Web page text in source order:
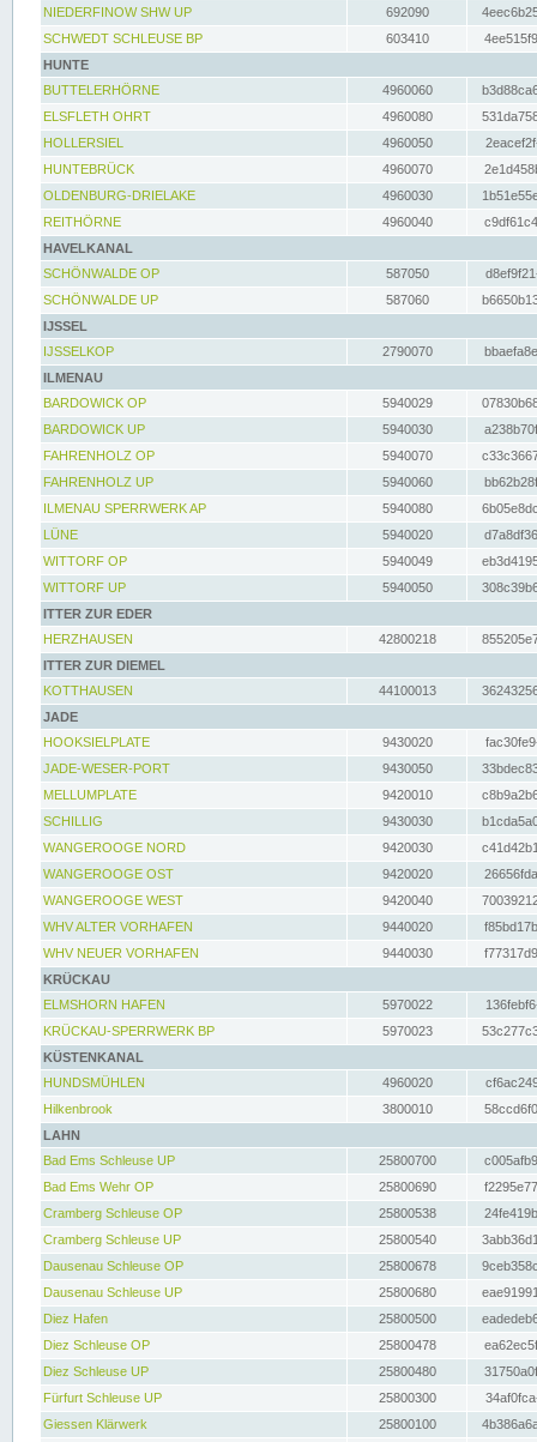
NIEDERFINOW SHW UP
692090
SCHWEDT SCHLEUSE BP
603410
HUNTE
BUTTELERHÖRNE
4960060
ELSFLETH OHRT
4960080
HOLLERSIEL
4960050
HUNTEBRÜCK
4960070
OLDENBURG-DRIELAKE
4960030
REITHÖRNE
4960040
HAVELKANAL
SCHÖNWALDE OP
587050
SCHÖNWALDE UP
587060
IJSSEL
IJSSELKOP
2790070
ILMENAU
BARDOWICK OP
5940029
BARDOWICK UP
5940030
FAHRENHOLZ OP
5940070
FAHRENHOLZ UP
5940060
ILMENAU SPERRWERK AP
5940080
LÜNE
5940020
WITTORF OP
5940049
WITTORF UP
5940050
ITTER ZUR EDER
HERZHAUSEN
42800218
ITTER ZUR DIEMEL
KOTTHAUSEN
44100013
JADE
HOOKSIELPLATE
9430020
JADE-WESER-PORT
9430050
MELLUMPLATE
9420010
SCHILLIG
9430030
WANGEROOGE NORD
9420030
WANGEROOGE OST
9420020
WANGEROOGE WEST
9420040
WHV ALTER VORHAFEN
9440020
WHV NEUER VORHAFEN
9440030
KRÜCKAU
ELMSHORN HAFEN
5970022
KRÜCKAU-SPERRWERK BP
5970023
KÜSTENKANAL
HUNDSMÜHLEN
4960020
Hilkenbrook
3800010
LAHN
Bad Ems Schleuse UP
25800700
Bad Ems Wehr OP
25800690
Cramberg Schleuse OP
25800538
Cramberg Schleuse UP
25800540
Dausenau Schleuse OP
25800678
Dausenau Schleuse UP
25800680
Diez Hafen
25800500
Diez Schleuse OP
25800478
Diez Schleuse UP
25800480
Fürfurt Schleuse UP
25800300
Giessen Klärwerk
25800100